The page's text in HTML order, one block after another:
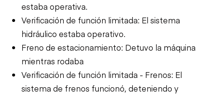
estaba operativa.
Verificación de función limitada: El sistema
hidráulico estaba operativo.
Freno de estacionamiento: Detuvo la máquina
mientras rodaba
Verificación de función limitada - Frenos: El
sistema de frenos funcionó, deteniendo y